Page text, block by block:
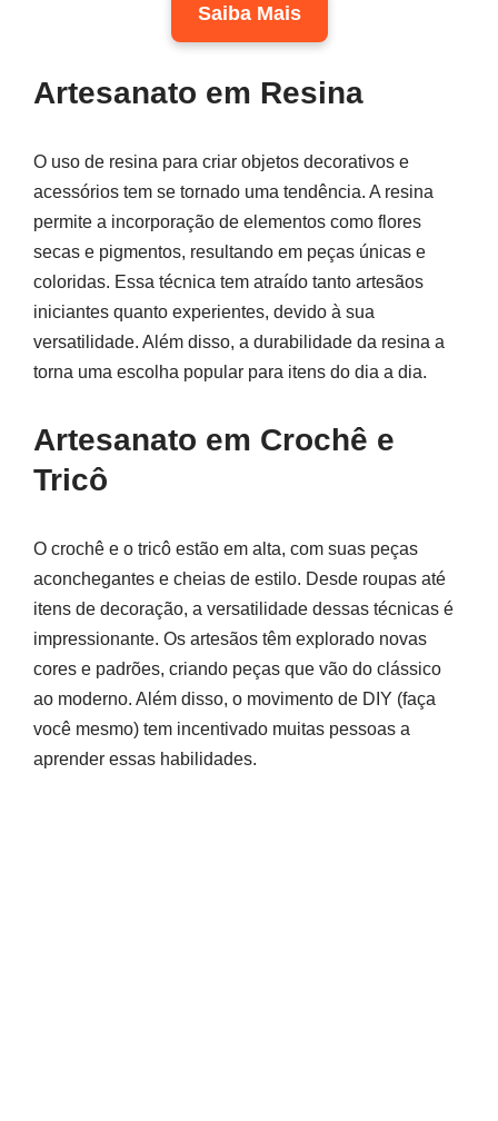
Saiba Mais
Artesanato em Resina
O uso de resina para criar objetos decorativos e
acessórios tem se tornado uma tendência. A resina
permite a incorporação de elementos como flores
secas e pigmentos, resultando em peças únicas e
coloridas. Essa técnica tem atraído tanto artesãos
iniciantes quanto experientes, devido à sua
versatilidade. Além disso, a durabilidade da resina a
torna uma escolha popular para itens do dia a dia.
Artesanato em Crochê e
Tricô
O crochê e o tricô estão em alta, com suas peças
aconchegantes e cheias de estilo. Desde roupas até
itens de decoração, a versatilidade dessas técnicas é
impressionante. Os artesãos têm explorado novas
cores e padrões, criando peças que vão do clássico
ao moderno. Além disso, o movimento de DIY (faça
você mesmo) tem incentivado muitas pessoas a
aprender essas habilidades.